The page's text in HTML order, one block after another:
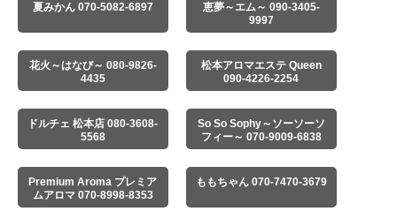
夏みかん 070-5082-6897
恵夢～エム～ 090-3405-
9997
花火～はなび～ 080-9826-
4435
松本アロマエステ Queen
090-4226-2254
ドルチェ 松本店 080-3608-
5568
So So Sophy～ソーソーソ
フィー～ 070-9009-6838
Premium Aroma プレミア
ムアロマ 070-8998-8353
ももちゃん 070-7470-3679